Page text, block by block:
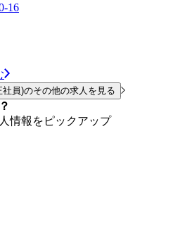
16
員)のその他の求人を見る
情報をピックアップ